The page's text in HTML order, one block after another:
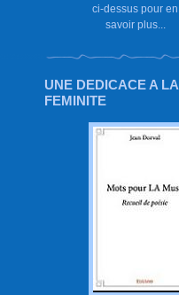
ci-dessus pour en
savoir plus...
UNE DEDICACE A LA
FEMINITE